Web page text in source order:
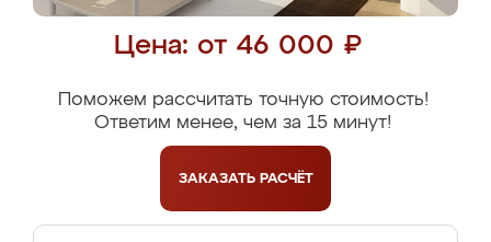
Цена: от 46 000 ₽
Поможем рассчитать точную стоимость!
Ответим менее, чем за 15 минут!
ЗАКАЗАТЬ РАСЧЁТ